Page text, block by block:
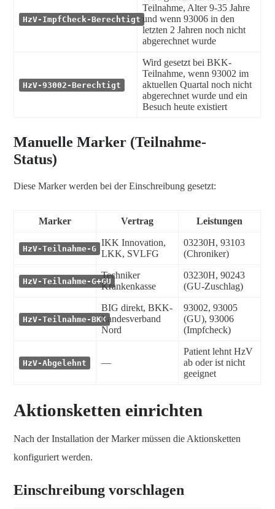
HzV-ImpfCheck-Berechtigt
Teilnahme, Alter 9-35 Jahre
und wenn 93006 in den
letzten 2 Jahren noch nicht
abgerechnet wurde
HzV-93002-Berechtigt
Wird gesetzt bei BKK-
Teilnahme, wenn 93002 im
aktuellen Quartal noch nicht
abgerechnet wurde und ein
Besuch heute existiert
Manuelle Marker (Teilnahme-
Status)
Diese Marker werden bei der Einschreibung gesetzt:
Marker Vertrag Leistungen
HzV-Teilnahme-G
IKK Innovation,
LKK, SVLFG
03230H, 93103
(Chroniker)
HzV-Teilnahme-G+GU
Techniker
Krankenkasse
03230H, 90243
(GU-Zuschlag)
HzV-Teilnahme-BKK
BIG direkt, BKK-
Landesverband
Nord
93002, 93005
(GU), 93006
(Impfcheck)
HzV-Abgelehnt —
Patient lehnt HzV
ab oder ist nicht
geeignet
Aktionsketten einrichten
Nach der Installation der Marker müssen die Aktionsketten
konfiguriert werden.
Einschreibung vorschlagen